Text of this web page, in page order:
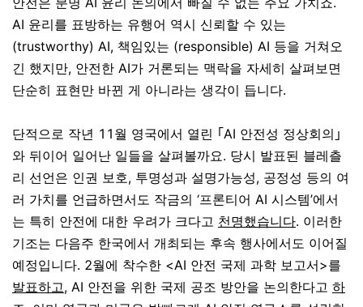
AI 윤리를 표방하는 유행어 역시 신뢰할 수 있는
(trustworthy) AI, 책임있는 (responsible) AI 등을 거쳐오
긴 했지만, 안전한 AI가 거론되는 맥락을 자세히 살펴보면
단순히 표현만 바뀐 게 아니라는 생각이 듭니다.
단적으로 작년 11월 영국에서 열린 ｢AI 안전성 정상회의｣
와 뒤이어 일어난 일들을 살펴볼까요. 당시 발표된 블레츨
리 선언은 인권 보호, 투명성과 설명가능성, 공정성 등의 여
러 가치를 언급하면서도 작금의 ‘프론티어 AI 시스템’에서
는 특히 안전에 대한 우려가 크다고 천명했습니다. 이러한
기조는 다음주 한국에서 개최되는 후속 행사에서도 이어질
예정입니다. 2월에 착수한 <AI 안전 국제 과학 보고서>를
발표하고, AI 안전을 위한 국제 공조 방안을 논의한다고 하